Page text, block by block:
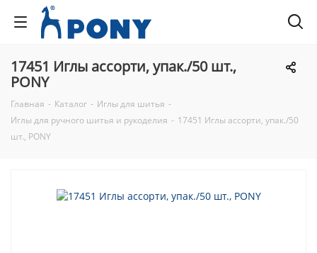
17451 Иглы ассорти, упак./50 шт.,
PONY
Главная - Каталог - Иглы для шитья -
Иглы для ручного шитья и рукоделия - 17451 Иглы ассорти, упак./50
шт., PONY